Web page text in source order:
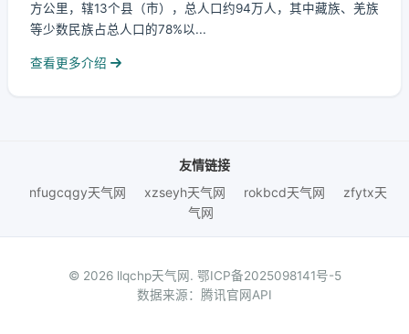
方公里，辖13个县（市），总人口约94万人，其中藏族、羌族
等少数民族占总人口的78%以...
查看更多介绍
友情链接
nfugcqgy天气网
xzseyh天气网 rokbcd天气网
zfytx天
气网
© 2026 llqchp天气网. 鄂ICP备2025098141号-5
数据来源：腾讯官网API